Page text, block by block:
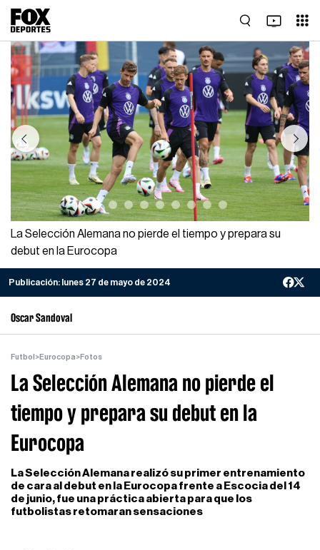
Previous Next
La Selección Alemana no pierde el tiempo y prepara su
debut en la Eurocopa
Publicación: lunes 27 de mayo de 2024
Oscar Sandoval
Futbol >Eurocopa>Fotos
La Selección Alemana no pierde el
tiempo y prepara su debut en la
Eurocopa
La Selección Alemana realizó su primer entrenamiento
de cara al debut en la Eurocopa frente a Escocia del 14
de junio, fue una práctica abierta para que los
futbolistas retomaran sensaciones